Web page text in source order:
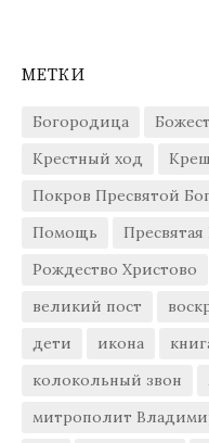
МЕТКИ
Богородица
Крестный ход
Покров Пресвятой
Помощь
Рождество Христово
великий пост
дети
икона
колокольный звон
митрополит